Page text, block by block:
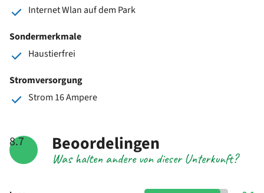
Internet Wlan auf dem Park
Sondermerkmale
Haustierfrei
Stromversorgung
Strom 16 Ampere
8.7
Was halten andere von dieser Unterkunft?
Beoordelingen